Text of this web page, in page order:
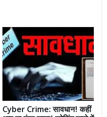
Cyber Crime: सावधान! कहीं